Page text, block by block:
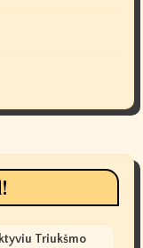
Triukšmo